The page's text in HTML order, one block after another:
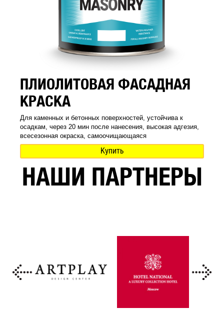
ПЛИОЛИТОВАЯ ФАСАДНАЯ
КРАСКА
Для каменных и бетонных поверхностей, устойчива к
осадкам, через 20 мин после нанесения, высокая адгезия,
всесезонная окраска, самоочищающаяся
Купить
НАШИ ПАРТНЕРЫ